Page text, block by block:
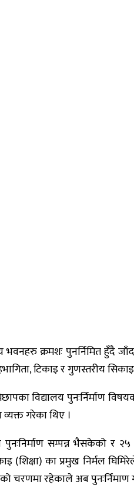
क्रमशः पुनर्निमित हुँदै
टिकाइ र गुणस्तरीय
विद्यालय पुनःर्निर्माण
गरेका थिए ।
सम्पन्न भैसकेको र
(शिक्षा) का प्रमुख निर्मल
चरणमा रहेकाले अब पुनःर्निमाण